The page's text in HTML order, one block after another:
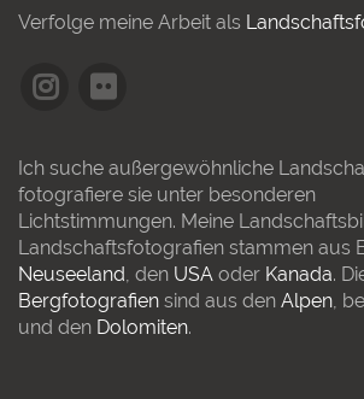
Verfolge meine Arbeit als
Ich suche außergewöhnliche
fotografiere sie unter besonderen
Lichtstimmungen. Meine
Landschaftsfotografien stammen aus
Neuseeland , den USA oder Kanada.
Bergfotografien sind aus den Alpen ,
und den Dolomiten.